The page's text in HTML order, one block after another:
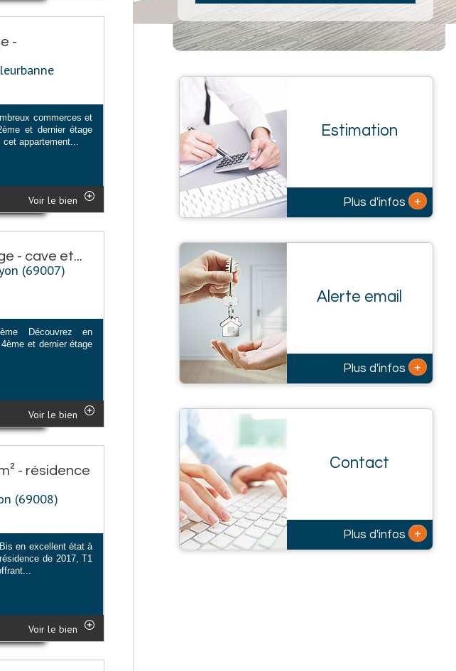
-
commerces et
et dernier étage
appartement...
Voir le bien
- cave et...
(69007)
Découvrez en
et dernier étage
Voir le bien
- résidence
(69008)
en excellent état à
de 2017, T1
Voir le bien
Estimation
Plus d'infos +
Alerte email
Plus d'infos +
Contact
Plus d'infos +